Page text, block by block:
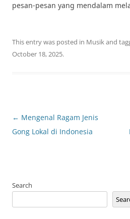
pesan-pesan yang mendalam
This entry was posted in Musikand
October 18, 2025.
Post
navigation
← Mengenal Ragam Jenis
Gong Lokal di Indonesia
Search